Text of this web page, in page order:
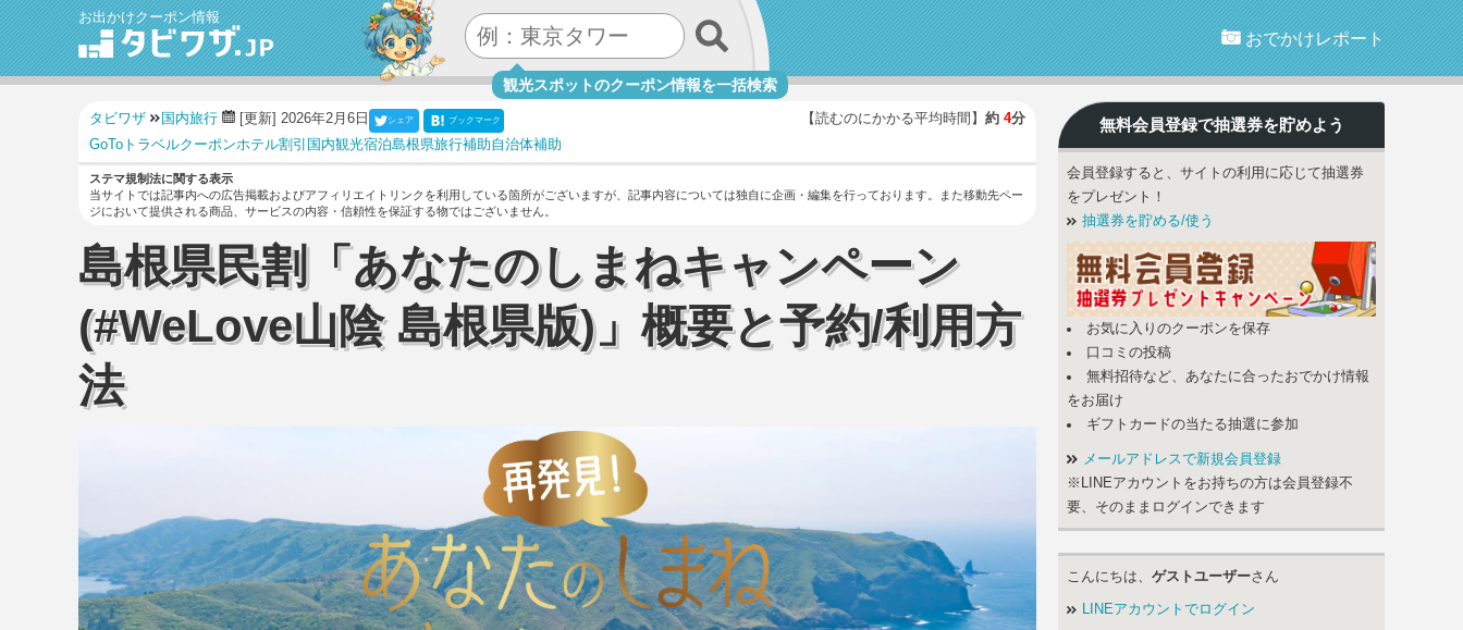
お出かけクーポン情報
観光スポットのクーポン情報を一括検索
おでかけレポート
タビワザ 国内旅行 [更新] 2026年2月6日 【読むのにかかる平均時間】 約 4分
シェア ブックマーク
GoToトラベルクーポンホテル割引 国内観光宿泊島根県旅行補助自治体補助
ステマ規制法に関する表示
当サイトでは記事内への広告掲載およびアフィリエイトリンクを利用している箇所がございますが、記事内容については独自に企画・編集を行っております。
また移動先ペー
ジにおいて提供される商品、サービスの内容・信頼性を保証する物ではございません。
島根県民割「あなたのしまねキャンペーン
(#WeLove山陰 島根県版)」概要と予約/利用方
法
無料会員登録で抽選券を貯めよう
会員登録すると、サイトの利用に応じて抽選券
をプレゼント！
抽選券を貯める/使う
お気に入りのクーポンを保存
口コミの投稿
無料招待など、あなたに合ったおでかけ情報
をお届け
ギフトカードの当たる抽選に参加
メールアドレスで新規会員登録
※LINEアカウントをお持ちの方は会員登録不
要、そのままログインできます
こんにちは、 ゲストユーザーさん
LINEアカウントでログイン